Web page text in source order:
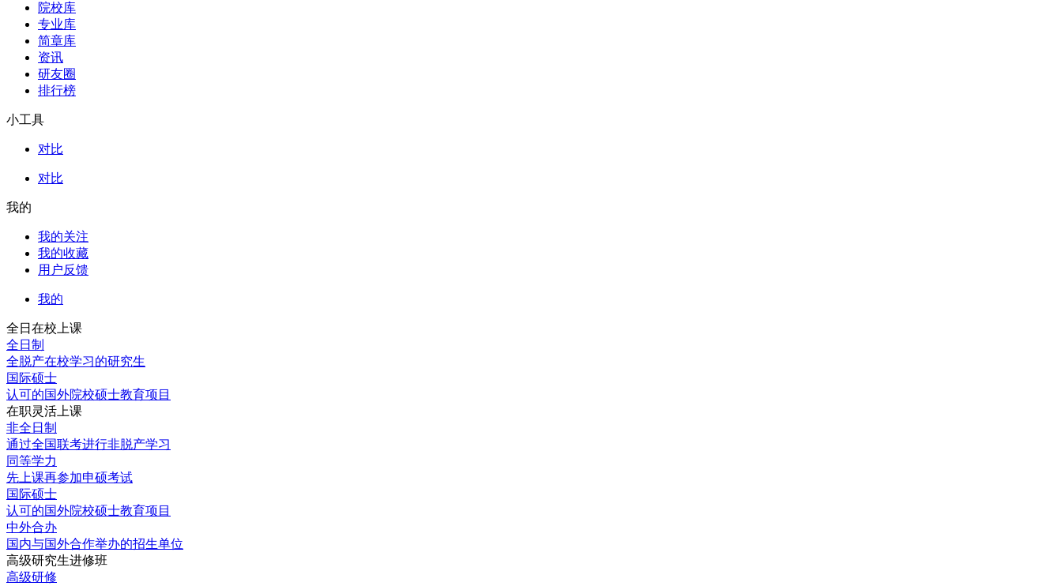
院校库
专业库
简章库
资讯
研友圈
排行榜
小工具
对比
对比
我的
我的关注
我的收藏
用户反馈
我的
全日在校上课
全日制
全脱产在校学习的研究生
国际硕士
认可的国外院校硕士教育项目
在职灵活上课
非全日制
通过全国联考进行非脱产学习
同等学力
先上课再参加申硕考试
国际硕士
认可的国外院校硕士教育项目
中外合办
国内与国外合作举办的招生单位
高级研究生进修班
高级研修